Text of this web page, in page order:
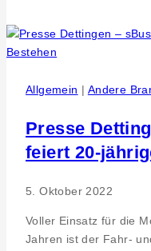
ihr
aus
Allgemein | Andere
Presse
feiert 20-
5. Oktober 2022
Voller Einsatz für die
Jahren ist der Fahr-